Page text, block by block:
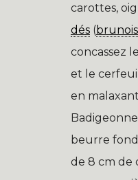
carottes,
dés (
concassez
et le
en
beurre
de 8 cm de